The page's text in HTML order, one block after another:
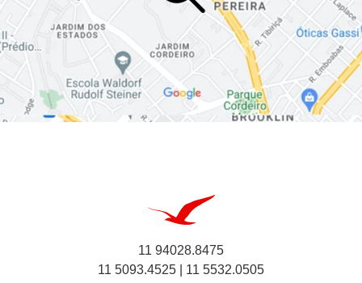
11 94028.8475
11 5093.4525 | 11 5532.0505